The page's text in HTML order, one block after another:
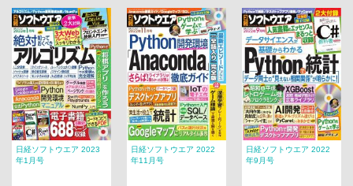
日経ソフトウエア 2023
年1月号
日経ソフトウエア 2022
年11月号
日経ソフトウエア 2022
年9月号